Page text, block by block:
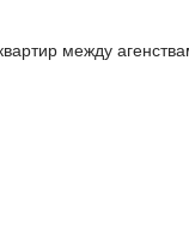
между